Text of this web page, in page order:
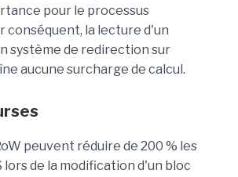
pour le processus
conséquent, la lecture d'un
système de redirection sur
aucune surcharge de calcul.
peuvent réduire de 200 % les
de la modification d'un bloc